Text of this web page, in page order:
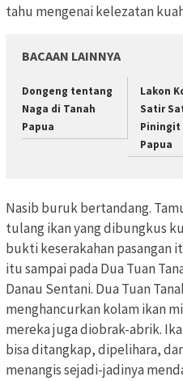
tahu mengenai kelezatan
BACAAN LAINNYA
Dongeng tentang
Naga di Tanah
Papua
Lakon
Satir
Piningit
Papua
Nasib buruk bertandang.
tulang ikan yang dibungkus
bukti keserakahan pasangan
itu sampai pada Dua Tuan
Danau Sentani. Dua Tuan
menghancurkan kolam ikan
mereka juga diobrak-abrik.
bisa ditangkap, dipelihara,
menangis sejadi-jadinya